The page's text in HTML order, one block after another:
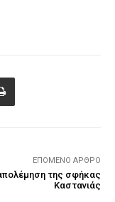
ΕΠΌΜΕΝΟ ΆΡΘΡΟ
της σφήκας
Καστανιάς